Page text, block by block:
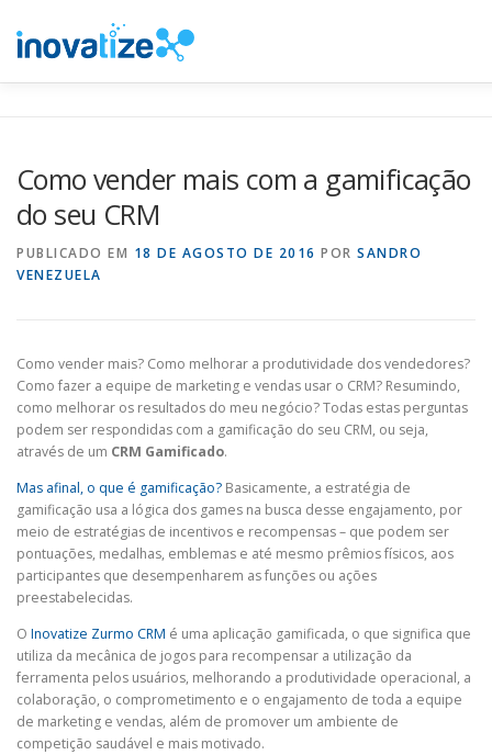
para
Como vender mais com a gamificação
do seu CRM
PUBLICADO EM 18 DE AGOSTO DE 2016 POR SANDRO
VENEZUELA
Como vender mais? Como melhorar a produtividade dos vendedores?
Como fazer a equipe de marketing e vendas usar o CRM? Resumindo,
como melhorar os resultados do meu negócio? Todas estas perguntas
podem ser respondidas com a gamificação do seu CRM, ou seja,
através de um CRM Gamificado.
Mas afinal, o que é gamificação? Basicamente, a estratégia de
gamificação usa a lógica dos games na busca desse engajamento, por
meio de estratégias de incentivos e recompensas – que podem ser
pontuações, medalhas, emblemas e até mesmo prêmios físicos, aos
participantes que desempenharem as funções ou ações
preestabelecidas.
O Inovatize Zurmo CRM é uma aplicação gamificada, o que significa que
utiliza da mecânica de jogos para recompensar a utilização da
ferramenta pelos usuários, melhorando a produtividade operacional, a
colaboração, o comprometimento e o engajamento de toda a equipe
de marketing e vendas, além de promover um ambiente de
competição saudável e mais motivado.